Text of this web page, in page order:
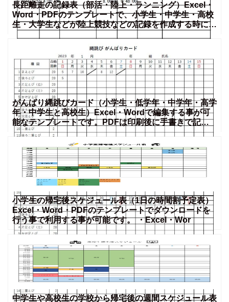
長距離走の記録表（部活・陸上・ランニング）Excel・
Word・PDFのテンプレートで、小学生・中学生・高校
生・大学生などが陸上競技などの記録を作成する時に利
がんばり縄跳びカード（小学生・低学年・中学年・高学
年・中学生と高校生）Excel・Wordで編集する事が可
能なテンプレートです。PDFは印刷後に手書きで記入
する
小学生の帰宅後スケジュール表（1日の時間割予定表）
Excel・Word・PDFのテンプレートでダウンロードを
行う事で利用する事が可能です。 ・Excel・Wor
中学生や高校生の学校から帰宅後の週間スケジュール表